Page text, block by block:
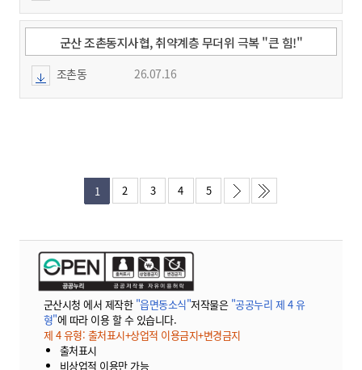
군산 조촌동지사협, 취약계층 무더위 극복 "큰 힘!"
조촌동 26.07.16
1 2 3 4 5
군산시청 에서 제작한 "읍면동소식"저작물은 "공공누리 제 4 유
형"에 따라 이용 할 수 있습니다.
제 4 유형: 출처표시+상업적 이용금지+변경금지
출처표시
비상업적 이용만 가능